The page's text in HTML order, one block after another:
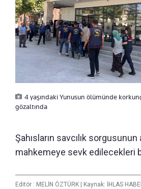
4 yaşındaki Yunusun ölümünde
gözaltında
Şahısların savcılık sorgusunun
mahkemeye sevk edilecekleri
Editör : MELİN ÖZTÜRK Kaynak: İHLAS